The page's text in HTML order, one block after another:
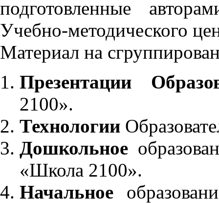
подготовленные
Учебно-методического
Материал на
Презентации
2100».
Технологии
Дошкольное
«Школа 2100».
Начальное